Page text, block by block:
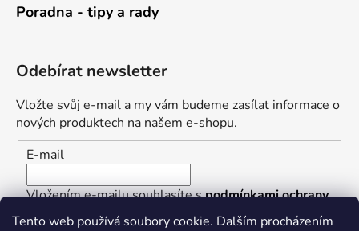
Tento web používá soubory cookie. Dalším procházením
Poradna - tipy a rady
Odebírat newsletter
Vložte svůj e-mail a my vám budeme zasílat informace o
nových produktech na našem e-shopu.
E-mail
Vložením e-mailu souhlasíte spodmínkami ochrany
osobních údajů